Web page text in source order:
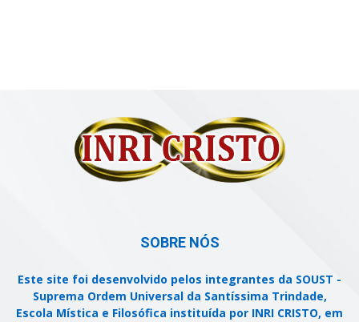
SOBRE NÓS
Este site foi desenvolvido pelos integrantes da SOUST -
Suprema Ordem Universal da Santíssima Trindade,
Escola Mística e Filosófica instituída por INRI CRISTO, em